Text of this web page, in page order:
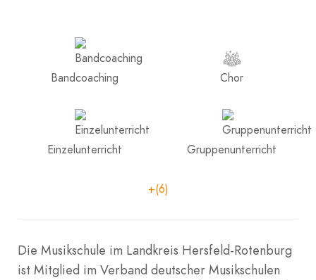
Bandcoaching Chor
Einzelunterricht Gruppenunterricht
+(6)
Die Musikschule im Landkreis Hersfeld-Rotenburg
ist Mitglied im Verband deutscher Musikschulen